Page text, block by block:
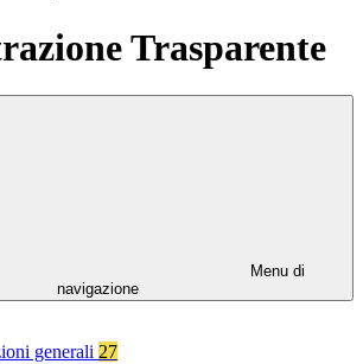
Trasparente
Menu di
navigazione
generali 27